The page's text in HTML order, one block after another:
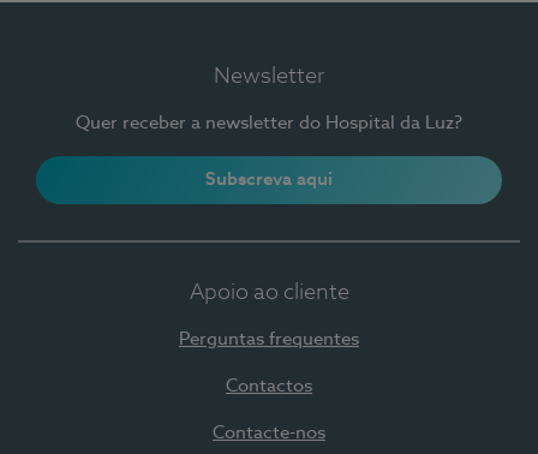
Newsletter
Quer receber a newsletter do Hospital da Luz?
Subscreva aqui
Apoio ao cliente
Perguntas frequentes
Contactos
Contacte-nos